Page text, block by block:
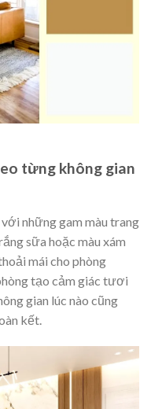
từng không gian
với những gam màu trang
sữa hoặc màu xám
mái cho phòng
tạo cảm giác tươi
gian lúc nào cũng
kết.